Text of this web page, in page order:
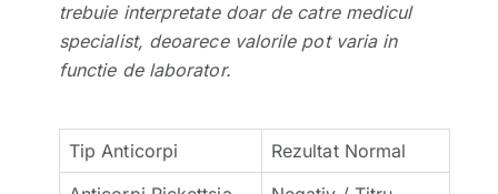
trebuie interpretate doar de catre medicul
specialist, deoarece valorile pot varia in
functie de laborator.
Tip Anticorpi
Rezultat Normal